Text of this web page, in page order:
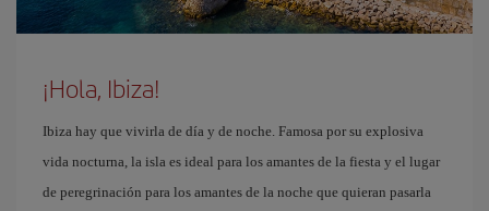
¡Hola, Ibiza!
Ibiza hay que vivirla de día y de noche. Famosa por su explosiva
vida nocturna, la isla es ideal para los amantes de la fiesta y el lugar
de peregrinación para los amantes de la noche que quieran pasarla